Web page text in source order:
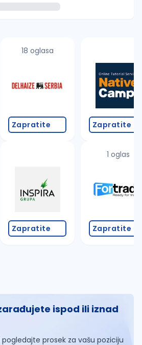
greške (koristite č, ć, š, đ,
za odabrani grad
filtere pretrage
18 oglasa
Zapratite
Zapratite
Zapratite
1 oglas
Zapratite
ispod ili iznad
prosek za vašu poziciju